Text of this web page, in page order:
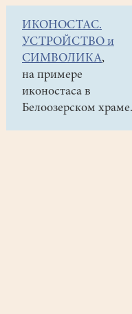
Концерт
КАП
"Как
важно
идет..."
ИКОНОСТАС.
УСТРОЙСТВО и
СИМВОЛИКА,
на примере
иконостаса в
Белоозерском храме.